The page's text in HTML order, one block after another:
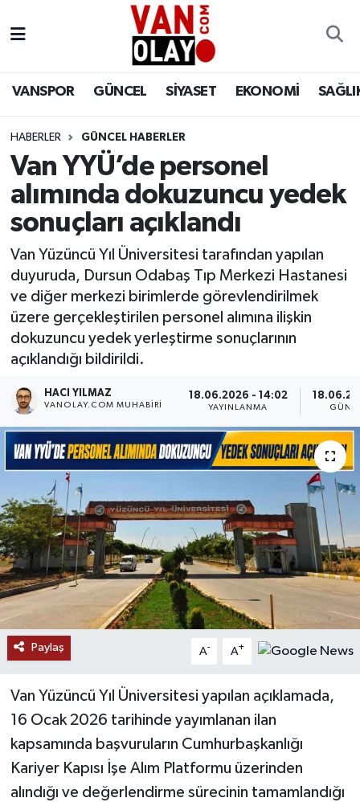
VANSPOR GÜNCEL SİYASET EKONOMİ
HABERLER GÜNCEL HABERLER
Van YYÜ’de personel
alımında dokuzuncu yedek
sonuçları açıklandı
Van Yüzüncü Yıl Üniversitesi tarafından yapılan
duyuruda, Dursun Odabaş Tıp Merkezi Hastanesi
ve diğer merkezi birimlerde görevlendirilmek
üzere gerçekleştirilen personel alımına ilişkin
dokuzuncu yedek yerleştirme sonuçlarının
açıklandığı bildirildi.
HACI YILMAZ
VANOLAY.COM MUHABIRI
18.06.2026 - 14:02
YAYINLANMA
Paylaş A- A+
Van Yüzüncü Yıl Üniversitesi yapılan açıklamada,
16 Ocak 2026 tarihinde yayımlanan ilan
kapsamında başvuruların Cumhurbaşkanlığı
Kariyer Kapısı İşe Alım Platformu üzerinden
alındığı ve değerlendirme sürecinin tamamlandığı
Siyaset
Ekonomi
Sağlık
Bilim & Teknoloji
Dünya
RESMİ İLANLAR
Van Nöbetçi Eczaneler
Van Namaz Vakitleri
Van Trafik Yoğunluk Haritası
Süper Lig Puan Durumu ve Fikstür
Son Dakika Haberleri
Haber Arşivi